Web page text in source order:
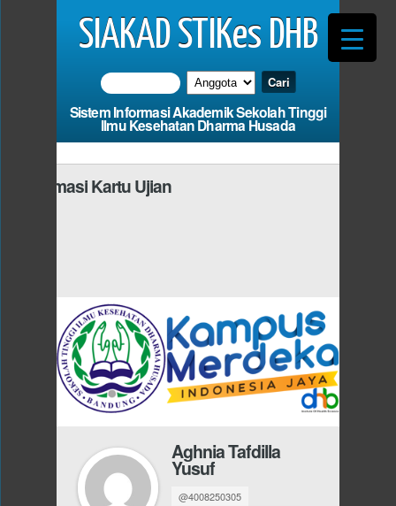
SIAKAD STIKes DHB
Sistem Informasi Akademik Sekolah Tinggi
Ilmu Kesehatan Dharma Husada
Kartu Ujian
Aghnia Tafdilla
Yusuf
@4008250305